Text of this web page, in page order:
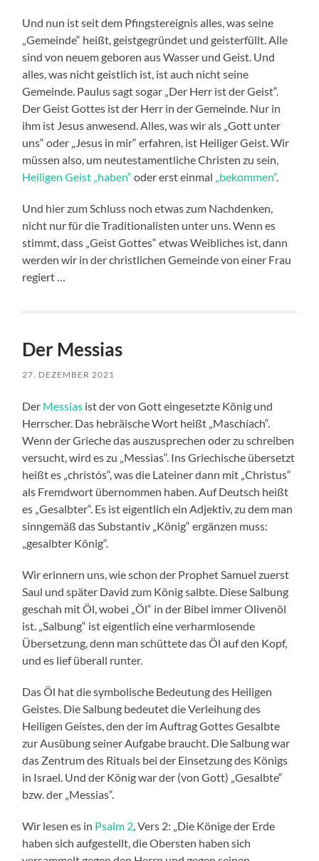
Und nun ist seit dem Pfingstereignis alles, was seine
„Gemeinde“ heißt, geistgegründet und geisterfüllt. Alle
sind von neuem geboren aus Wasser und Geist. Und
alles, was nicht geistlich ist, ist auch nicht seine
Gemeinde. Paulus sagt sogar „Der Herr ist der Geist“.
Der Geist Gottes ist der Herr in der Gemeinde. Nur in
ihm ist Jesus anwesend. Alles, was wir als „Gott unter
uns“ oder „Jesus in mir“ erfahren, ist Heiliger Geist. Wir
müssen also, um neutestamentliche Christen zu sein,
Heiligen Geist „haben“ oder erst einmal „bekommen“.
Und hier zum Schluss noch etwas zum Nachdenken,
nicht nur für die Traditionalisten unter uns. Wenn es
stimmt, dass „Geist Gottes“ etwas Weibliches ist, dann
werden wir in der christlichen Gemeinde von einer Frau
regiert …
Der Messias
27. DEZEMBER 2021
Der Messias ist der von Gott eingesetzte König und
Herrscher. Das hebräische Wort heißt „Maschíach“.
Wenn der Grieche das auszusprechen oder zu schreiben
versucht, wird es zu „Messias“. Ins Griechische übersetzt
heißt es „christós“, was die Lateiner dann mit „Christus“
als Fremdwort übernommen haben. Auf Deutsch heißt
es „Gesalbter“. Es ist eigentlich ein Adjektiv, zu dem man
sinngemäß das Substantiv „König“ ergänzen muss:
„gesalbter König“.
Wir erinnern uns, wie schon der Prophet Samuel zuerst
Saul und später David zum König salbte. Diese Salbung
geschah mit Öl, wobei „Öl“ in der Bibel immer Olivenöl
ist. „Salbung“ ist eigentlich eine verharmlosende
Übersetzung, denn man schüttete das Öl auf den Kopf,
und es lief überall runter.
Das Öl hat die symbolische Bedeutung des Heiligen
Geistes. Die Salbung bedeutet die Verleihung des
Heiligen Geistes, den der im Auftrag Gottes Gesalbte
zur Ausübung seiner Aufgabe braucht. Die Salbung war
das Zentrum des Rituals bei der Einsetzung des Königs
in Israel. Und der König war der (von Gott) „Gesalbte“
bzw. der „Messias“.
Wir lesen es in Psalm 2, Vers 2: „Die Könige der Erde
haben sich aufgestellt, die Obersten haben sich